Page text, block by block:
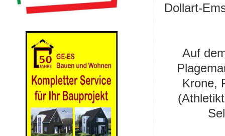
Dollart-
Auf
Krone,